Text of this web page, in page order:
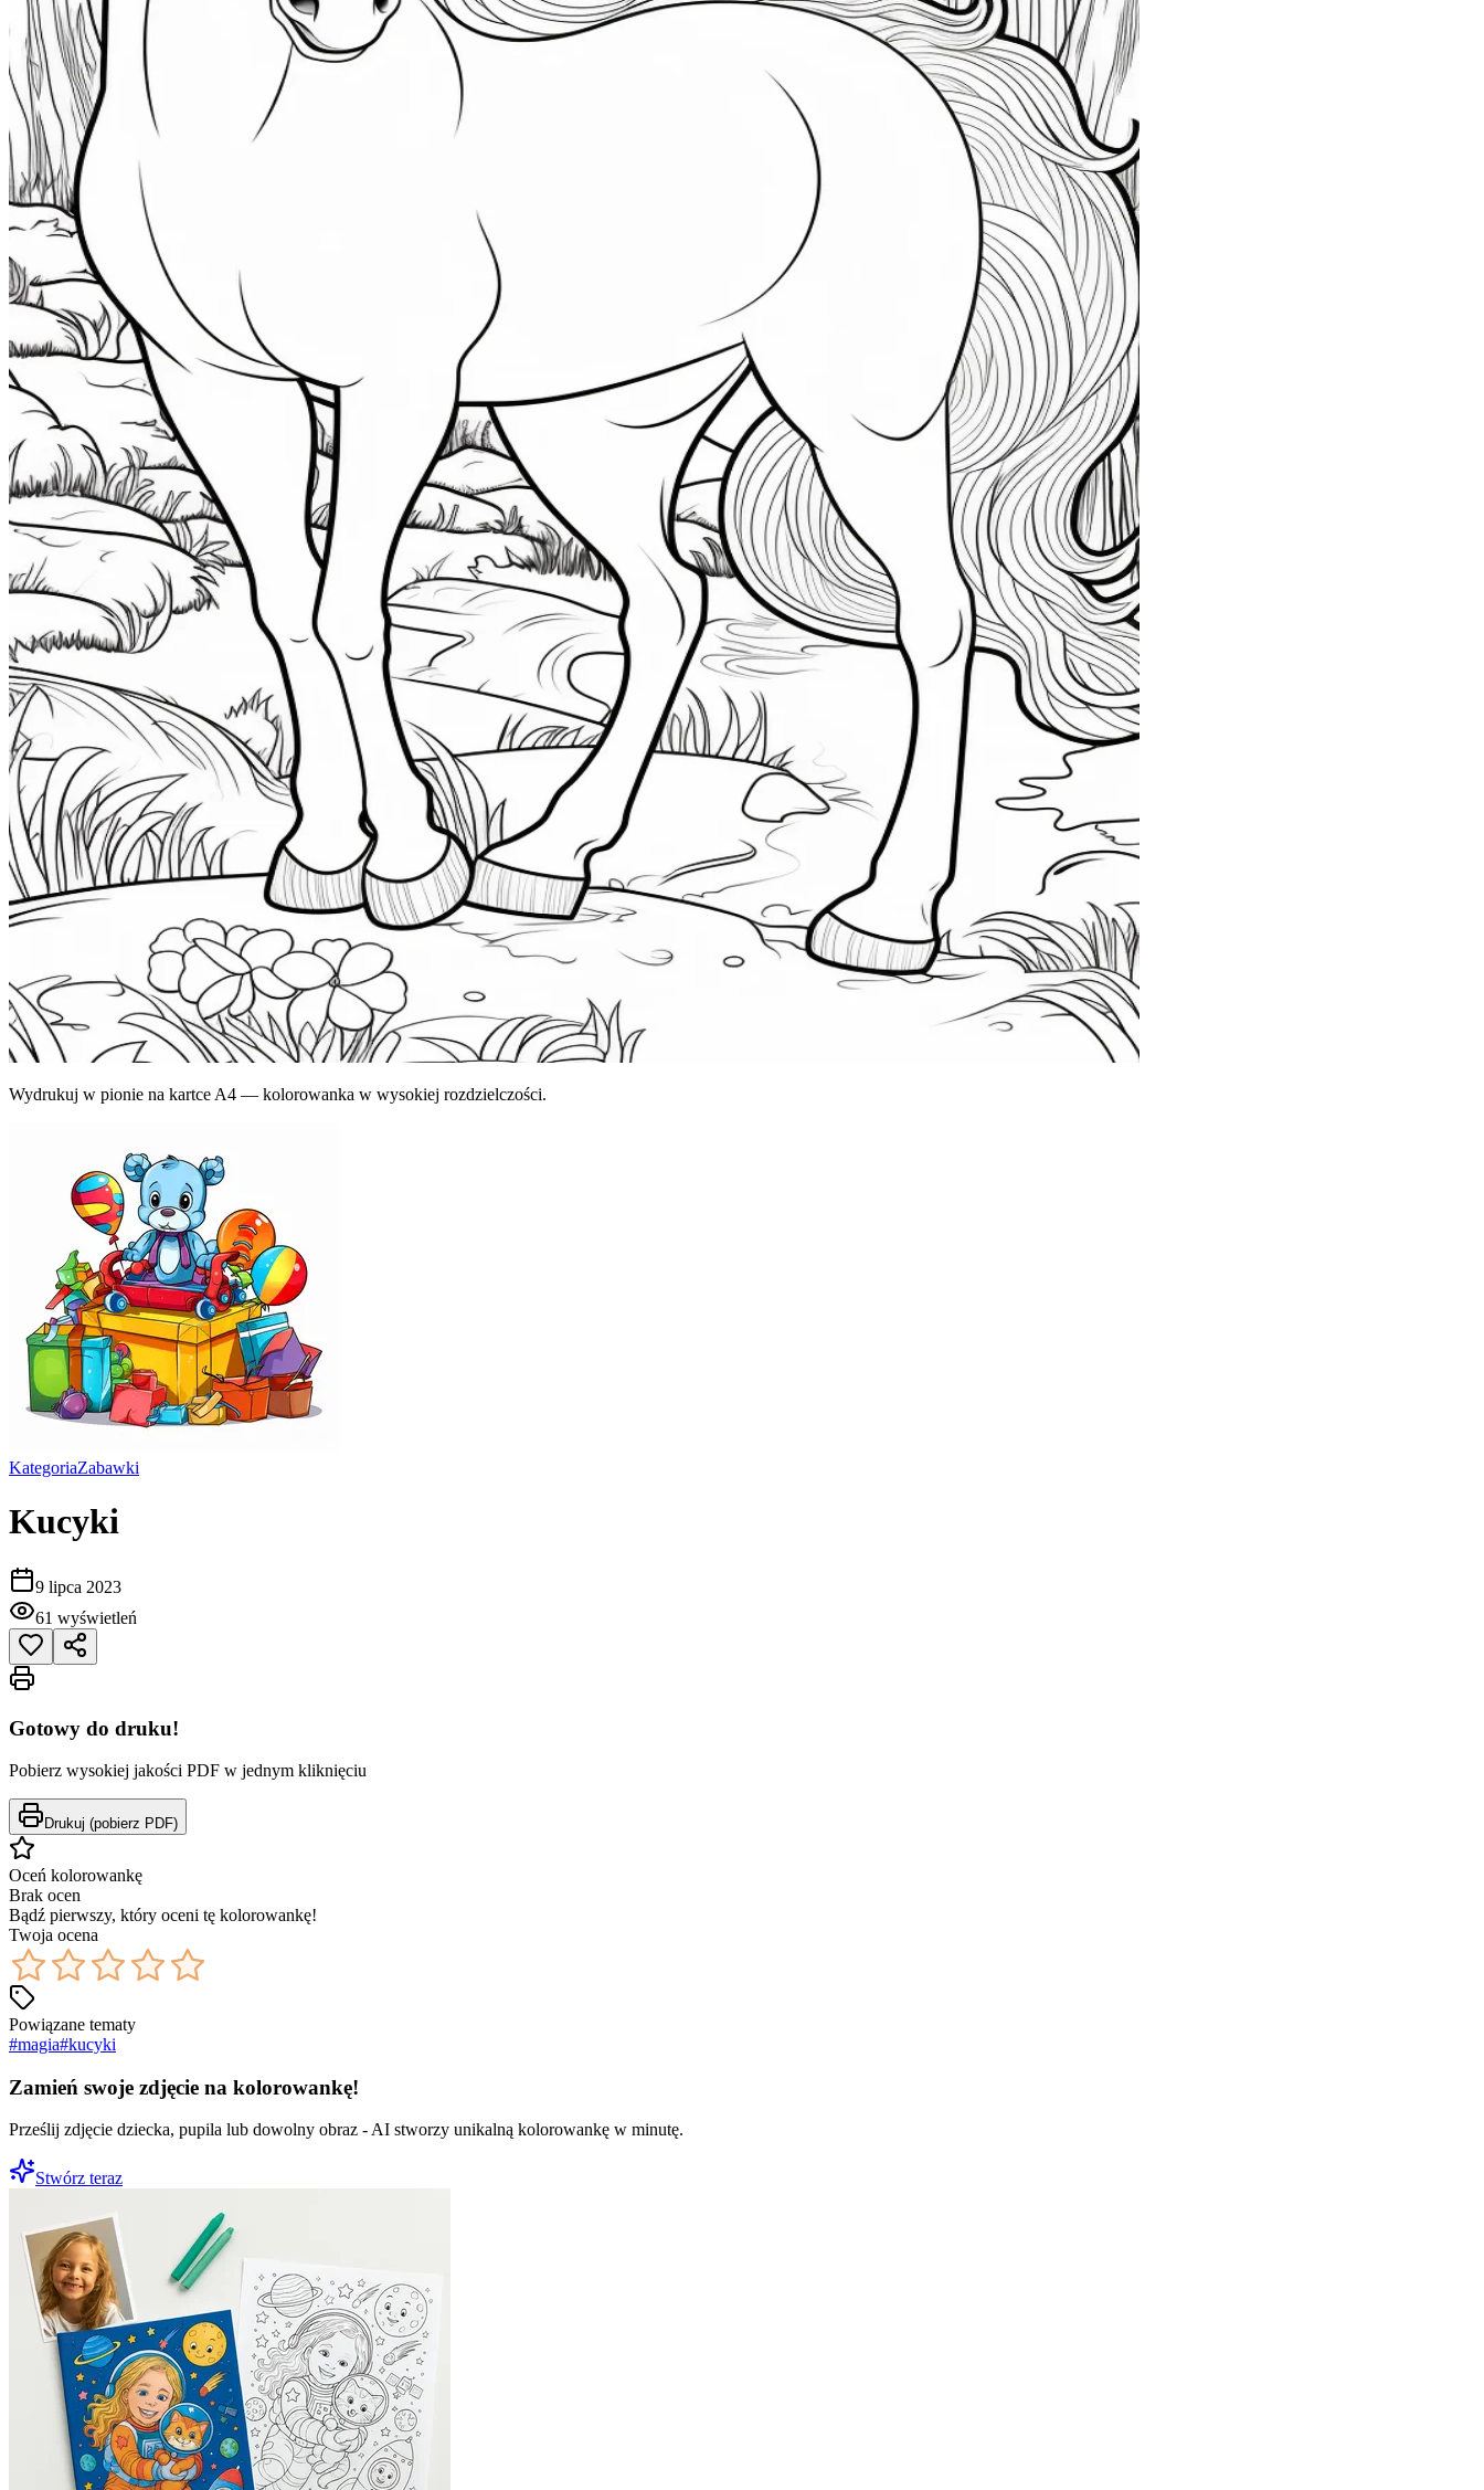
Wydrukuj w pionie na kartce A4 — kolorowanka w wysokiej rozdzielczości.
KategoriaZabawki
Kucyki
9 lipca 2023
61 wyświetleń
Gotowy do druku!
Pobierz wysokiej jakości PDF w jednym kliknięciu
Drukuj (pobierz PDF)
Oceń kolorowankę
Brak ocen
Bądź pierwszy, który oceni tę kolorowankę!
Twoja ocena
Powiązane tematy
#magia#kucyki
Zamień swoje zdjęcie na kolorowankę!
Prześlij zdjęcie dziecka, pupila lub dowolny obraz - AI stworzy unikalną kolorowankę w minutę.
Stwórz teraz